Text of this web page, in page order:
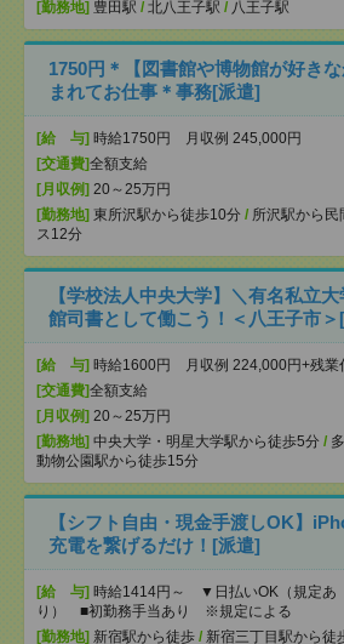
[勤務地] 豊田駅 / 北八王子駅 / 八王子駅
1750円＊【図書館や博物館が好き
まれてお仕事＊事務[派遣]
[給 与] 時給1750円 月収例 245,000円
[交通費]全額支給
[月収例] 20～25万円
[勤務地] 東所沢駅から徒歩10分 / 所沢駅から民
ス12分
【学校法人中央大学】＼有名私立
館司書として働こう！＜八王子市＞
[給 与] 時給1600円 月収例 224,000円+残業
[交通費]全額支給
[月収例] 20～25万円
[勤務地] 中央大学・明星大学駅から徒歩5分 /
動物公園駅から徒歩15分
【シフト自由・現金手渡しOK】
充電を繋げるだけ！[派遣]
[給 与] 時給1414円～ ▼日払いOK（規定あ
り） ■初勤務手当あり ※規定による
[勤務地] 新宿駅から徒歩 / 新宿三丁目駅から徒